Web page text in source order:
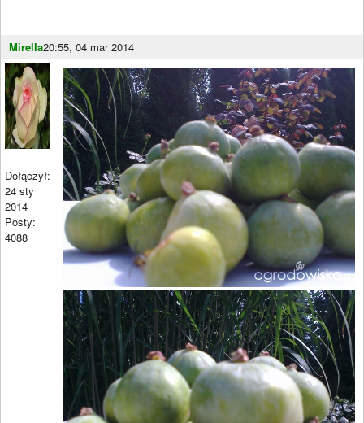
Mirella20:55, 04 mar 2014
Dołączył:
24 sty
2014
Posty:
4088